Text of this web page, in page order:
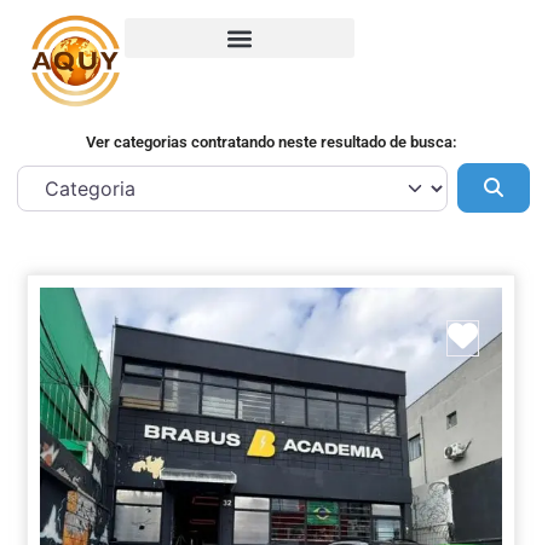
Ver categorias contratando neste resultado de busca: